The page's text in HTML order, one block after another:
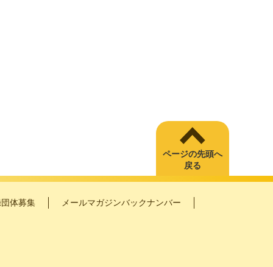
ページの先頭へ
戻る
体募集
メールマガジンバックナンバー